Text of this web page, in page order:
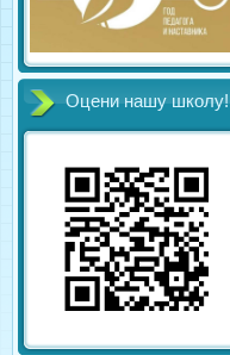
Оцени нашу школу!